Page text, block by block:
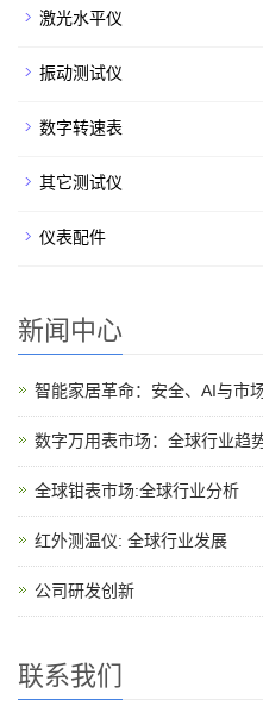
激光水平仪
振动测试仪
数字转速表
其它测试仪
仪表配件
新闻中心
智能家居革命：安全、AI与市
数字万用表市场：全球行业趋
全球钳表市场:全球行业分析
红外测温仪: 全球行业发展
公司研发创新
联系我们